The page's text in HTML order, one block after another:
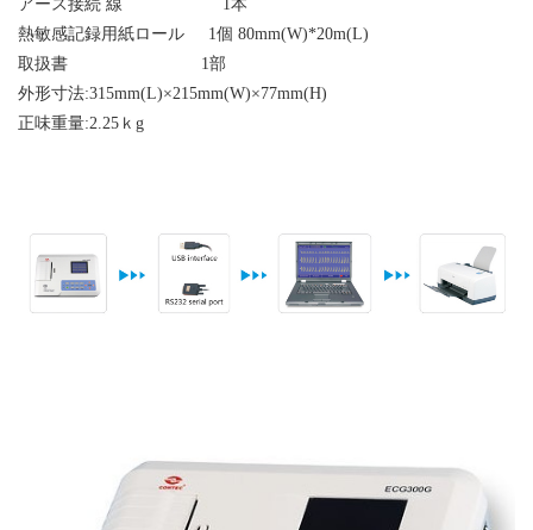
アース接続 線
本
熱敏感記録用紙ロール 1 個 80mm(W)*20m(L)
取扱書
1 部
外形寸法:315mm(L)×215mm(W)×77mm(H)
正味重量:2.25 ｋg